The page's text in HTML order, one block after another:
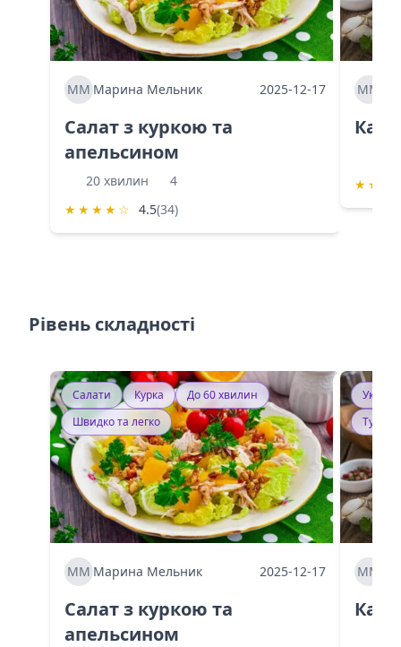
ММ Марина Мельник 2025-12-17
Салат з куркою та
апельсином
20 хвилин
4
★ ★ ★ ★ ☆ 4.5(34)
ММ
★ ★
Рівень складності
Салати Курка
До 60 хвилин
Швидко та легко
ММ Марина Мельник 2025-12-17
Салат з куркою та
апельсином
ММ